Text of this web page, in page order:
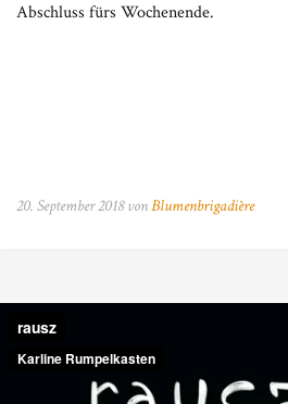
Abschluss fürs Wochenende.
20. September 2018 vonBlumenbrigadière